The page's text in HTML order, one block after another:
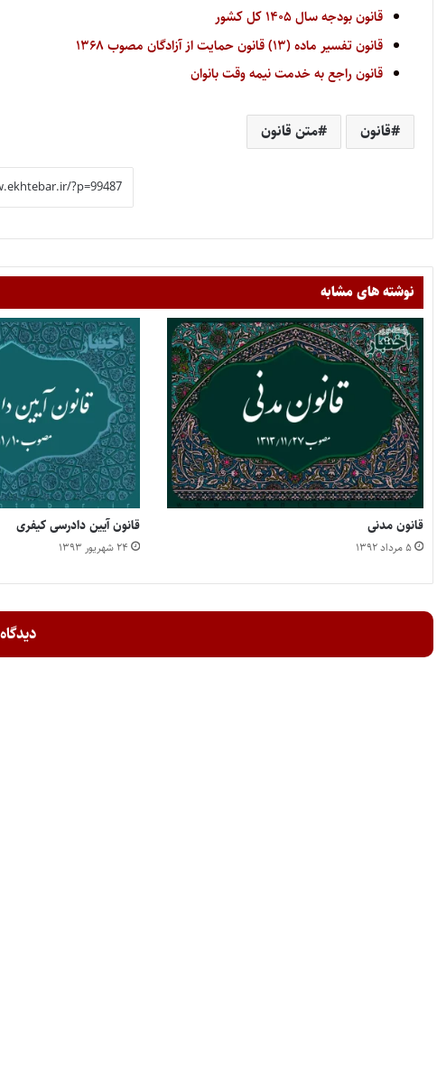
قانون بودجه سال ۱۴۰۵ کل کشور
قانون تفسیر ماده (۱۳) قانون حمایت از آزادگان مصوب ۱۳۶۸
قانون راجع به خدمت نیمه وقت بانوان
قانون متن قانون
نوشته های مشابه
قانون مدنی
۵ مرداد ۱۳۹۲
قانون آیین دادرسی کیفری
۲۴ شهریور ۱۳۹۳